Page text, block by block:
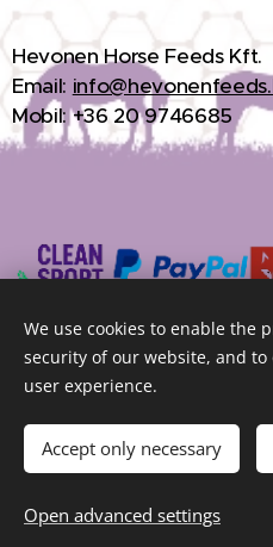
Hevonen Horse Feeds Kft.
Email:
Mobil: +36 20 9746685
Hevonen Horse Feeds Kft.©
Magyar
HUF Ft
We use cookies to enable the
security of our website, and
user experience.
Accept only necessary
Open advanced settings